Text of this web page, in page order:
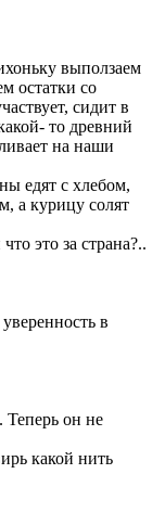
выползаем
остатки со
сидит в
то древний
на наши
едят с хлебом,
а курицу солят
это за страна?..
в
Теперь он не
какой нить